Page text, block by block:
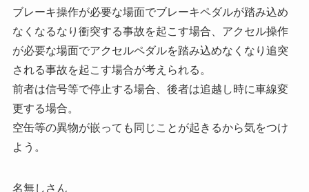
ブレーキ操作が必要な場面でブレーキペダルが踏み込め
なくなるなり衝突する事故を起こす場合、アクセル操作
が必要な場面でアクセルペダルを踏み込めなくなり追突
される事故を起こす場合が考えられる。
前者は信号等で停止する場合、後者は追越し時に車線変
更する場合。
空缶等の異物が嵌っても同じことが起きるから気をつけ
よう。
名無しさん